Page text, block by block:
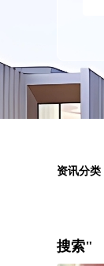
资讯分类
搜索"